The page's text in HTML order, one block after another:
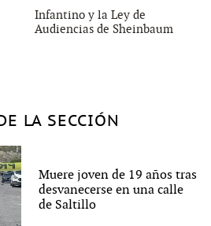
Infantino y la Ley de
Audiencias de Sheinbaum
LA SECCIÓN
Muere joven de 19 años tras
desvanecerse en una calle
de Saltillo